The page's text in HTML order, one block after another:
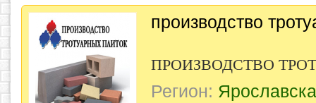
производство
ПРОИЗВОДСТВО
Регион: